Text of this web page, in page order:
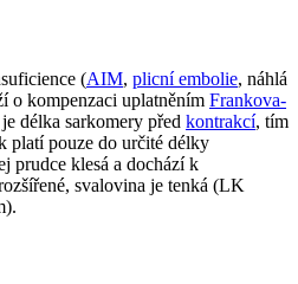
(AIM, plicní embolie, náhlá
o kompenzaci uplatněním Frankova-
délka sarkomery před kontrakcí, tím
platí pouze do určité délky
prudce klesá a dochází k
svalovina je tenká (LK